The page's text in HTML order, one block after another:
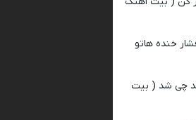
خنده هاتو
چی شد ( بیت